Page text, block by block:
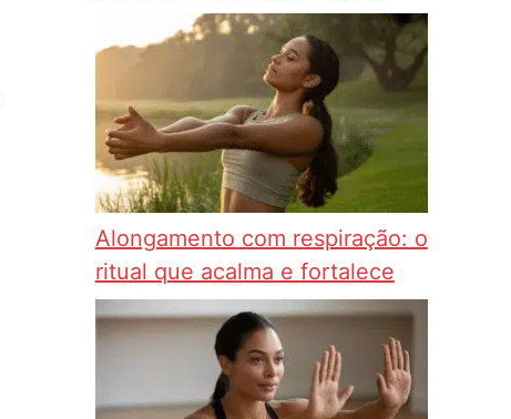
Alongamento com respiração: o
ritual que acalma e fortalece